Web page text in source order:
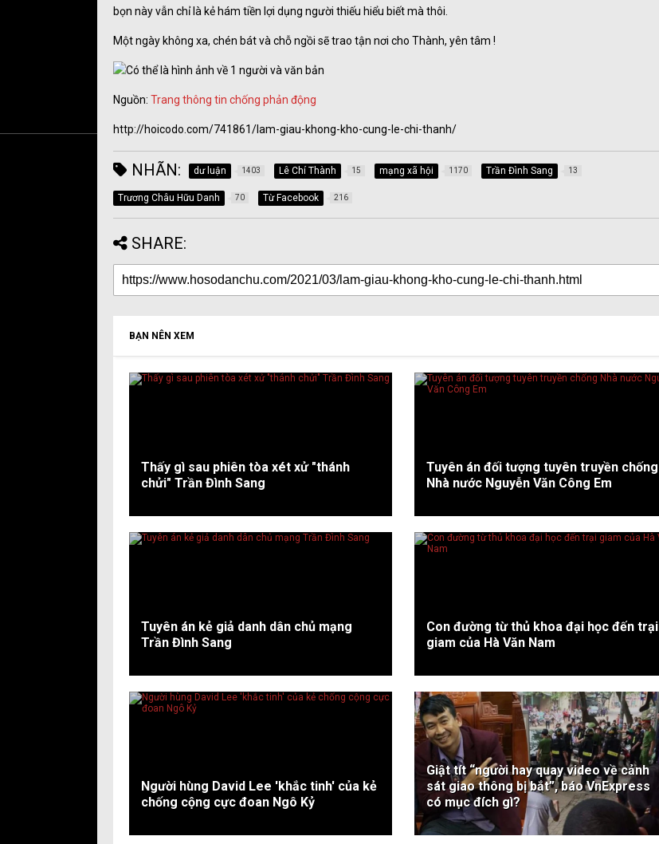
bọn này vẫn chỉ là kẻ hám tiền lợi dụng người thiếu hiểu biết mà thôi.
Một ngày không xa, chén bát và chỗ ngồi sẽ trao tận nơi cho Thành, yên tâm !
Nguồn: Trang thông tin chống phản động
http://hoicodo.com/741861/lam-giau-khong-kho-cung-le-chi-thanh/
NHÃN: dư luận 1403 Lê Chí Thành 15 mạng xã hội 1170 Trần Đình Sang 13
Trương Châu Hữu Danh 70 Từ Facebook 216
SHARE:
BẠN NÊN XEM
Thấy gì sau phiên tòa xét xử "thánh
chửi" Trần Đình Sang
Tuyên án đối tượng tuyên truyền chống
Nhà nước Nguyễn Văn Công Em
Tuyên án kẻ giả danh dân chủ mạng
Trần Đình Sang
Con đường từ thủ khoa đại học đến trại
giam của Hà Văn Nam
Người hùng David Lee 'khắc tinh' của kẻ
chống cộng cực đoan Ngô Kỷ
Giật tít “người hay quay video về cảnh
sát giao thông bị bắt”, báo VnExpress
có mục đích gì?